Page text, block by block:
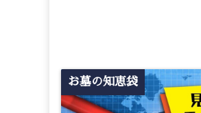
お墓の知恵袋